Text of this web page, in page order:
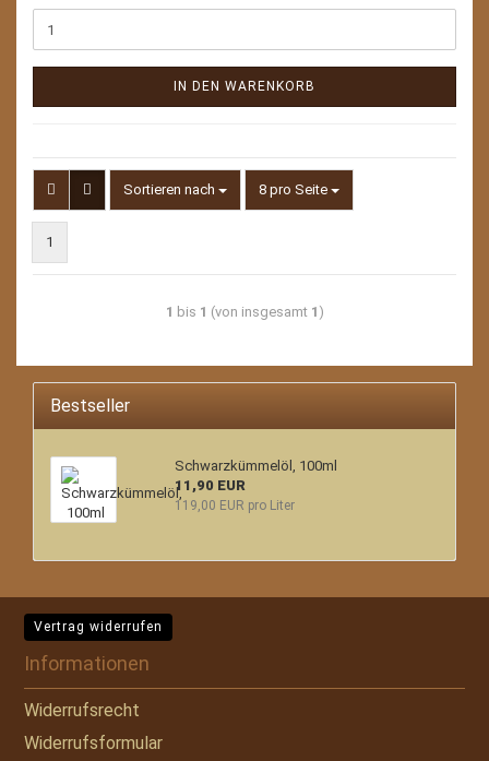
IN DEN WARENKORB
Sortieren nach
Sortieren nach 8 pro Seite
pro Seite
1
1 bis 1 (von insgesamt 1 )
Bestseller
Schwarzkümmelöl, 100ml
11,90 EUR
119,00 EUR pro Liter
Vertrag widerrufen
Informationen
Widerrufsrecht
Widerrufsformular